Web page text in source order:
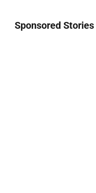
Sponsored Stories